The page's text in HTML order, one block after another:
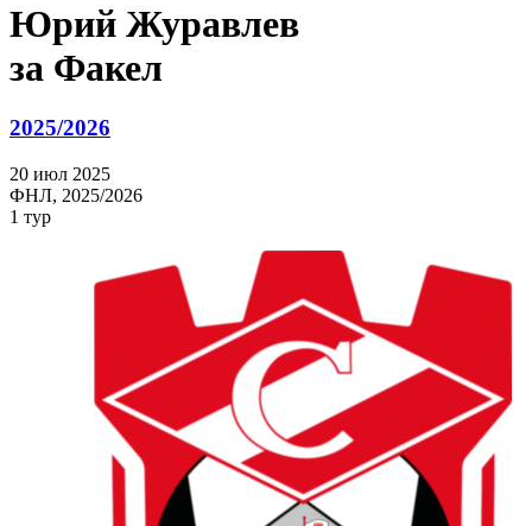
Юрий Журавлев
за Факел
2025/2026
20 июл 2025
ФНЛ, 2025/2026
1 тур